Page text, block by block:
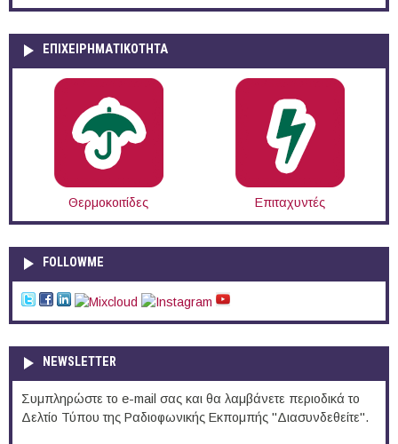
ΕΠΙΧΕΙΡΗΜΑΤΙΚΟΤΗΤΑ
Θερμοκοιτίδες Επιταχυντές
FOLLOWME
NEWSLETTER
Συμπληρώστε το e-mail σας και θα λαμβάνετε περιοδικά το
Δελτίο Τύπου της Ραδιοφωνικής Εκπομπής "Διασυνδεθείτε".